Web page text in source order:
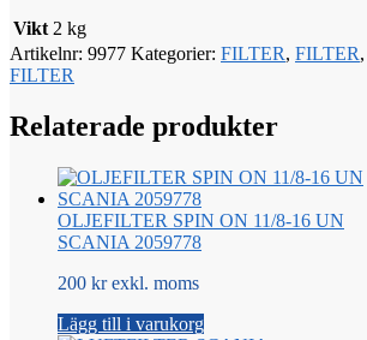
Vikt 2 kg
Artikelnr: 9977 Kategorier: FILTER, FILTER,
FILTER
Relaterade produkter
OLJEFILTER SPIN ON 11/8-16 UN
SCANIA 2059778
200 kr exkl. moms
Lägg till i varukorg